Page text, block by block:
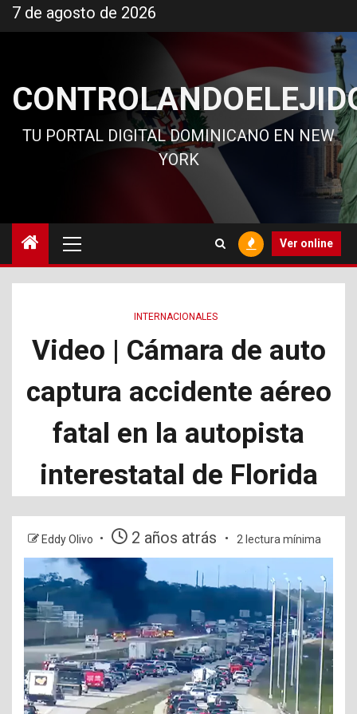
al
7 de agosto de 2026
TU PORTAL DIGITAL DOMINICANO EN NEW
YORK
principal
Ver online
INTERNACIONALES
Video | Cámara de auto
captura accidente aéreo
fatal en la autopista
interestatal de Florida
Eddy Olivo 2 años atrás 2 lectura mínima